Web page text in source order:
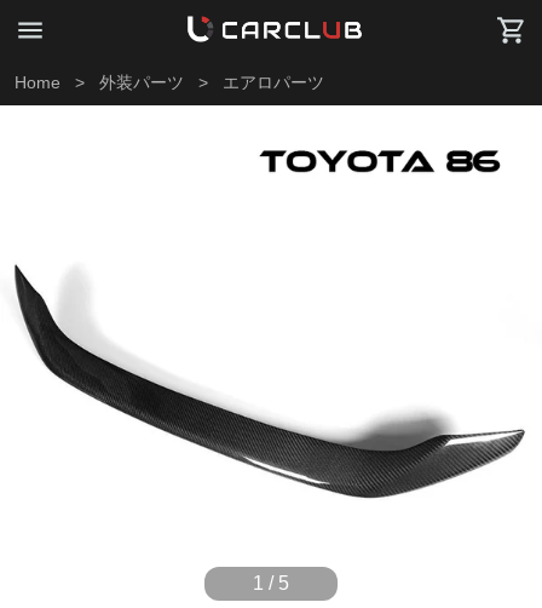
Home > 外装パーツ > エアロパーツ
1 / 5